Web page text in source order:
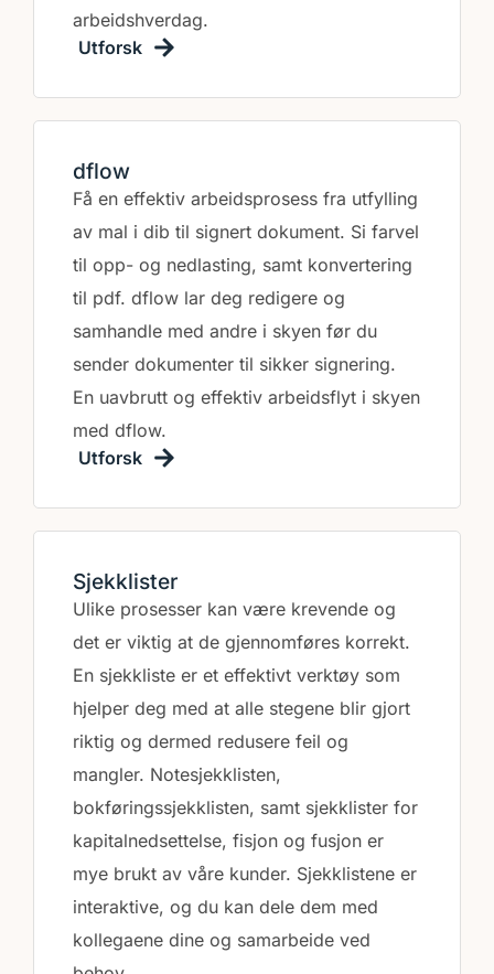
arbeidshverdag.
Utforsk
dflow
Få en effektiv arbeidsprosess fra utfylling
av mal i dib til signert dokument. Si farvel
til opp- og nedlasting, samt konvertering
til pdf. dflow lar deg redigere og
samhandle med andre i skyen før du
sender dokumenter til sikker signering.
En uavbrutt og effektiv arbeidsflyt i skyen
med dflow.
Utforsk
Sjekklister
Ulike prosesser kan være krevende og
det er viktig at de gjennomføres korrekt.
En sjekkliste er et effektivt verktøy som
hjelper deg med at alle stegene blir gjort
riktig og dermed redusere feil og
mangler. Notesjekklisten,
bokføringssjekklisten, samt sjekklister for
kapitalnedsettelse, fisjon og fusjon er
mye brukt av våre kunder. Sjekklistene er
interaktive, og du kan dele dem med
kollegaene dine og samarbeide ved